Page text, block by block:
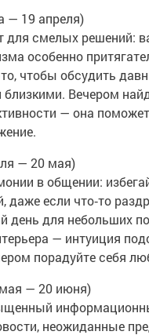
— 19 апреля)
для смелых решений:
особенно
чтобы обсудить
близкими. Вечером
— она
— 20 мая)
в общении:
даже если что‑то
день для небольших
— интуиция
порадуйте себя
— 20 июня)
неожиданные